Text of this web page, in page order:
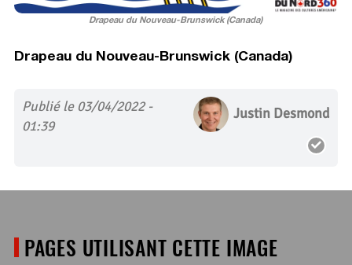
Drapeau du Nouveau-Brunswick (Canada)
Drapeau du Nouveau-Brunswick (Canada)
Publié le 03/04/2022 -
01:39
Justin Desmond
PAGES UTILISANT CETTE IMAGE